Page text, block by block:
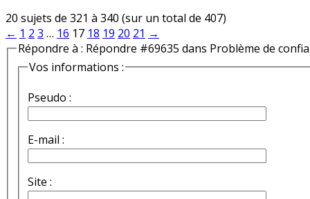
20 sujets de 321 à 340 (sur un total de 407)
← 1 2 3 … 16 17 18 19 20 21 →
Répondre à : Répondre #69635 dans Problème de
Vos informations :
Pseudo :
E-mail :
Site :